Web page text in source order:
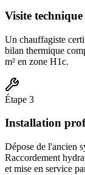
Visite technique
Un chauffagiste
bilan thermique
m² en zone H1c.
Étape 3
Installation
Dépose de l'ancien
Raccordement
et mise en service